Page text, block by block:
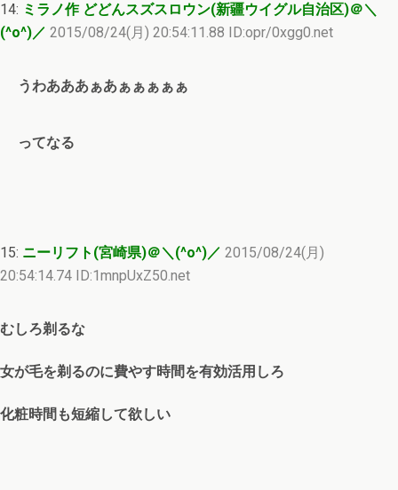
14: ミラノ作 どどんスズスロウン(新疆ウイグル自治区)＠＼
(^o^)／ 2015/08/24(月) 20:54:11.88 ID:opr/0xgg0.net
うわあああぁあぁぁぁぁぁ
ってなる
15: ニーリフト(宮崎県)＠＼(^o^)／ 2015/08/24(月)
20:54:14.74 ID:1mnpUxZ50.net
むしろ剃るな
女が毛を剃るのに費やす時間を有効活用しろ
化粧時間も短縮して欲しい